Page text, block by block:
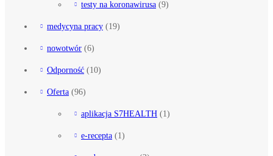
testy na koronawirusa (9)
medycyna pracy (19)
nowotwór (6)
Odporność (10)
Oferta (96)
aplikacja S7HEALTH (1)
e-recepta (1)